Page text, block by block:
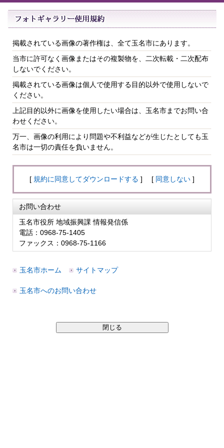
掲載されている画像の著作権は、全て玉名市にあります。
当市に許可なく画像またはその複製物を、二次転載・二次配布
しないでください。
掲載されている画像は個人で使用する目的以外で使用しないで
ください。
上記目的以外に画像を使用したい場合は、玉名市までお問い合
わせください。
万一、画像の利用により問題や不利益などが生じたとしても玉
名市は一切の責任を負いません。
[ 規約に同意してダウンロードする ] [ 同意しない ]
お問い合わせ
玉名市役所 地域振興課 情報発信係
電話：0968-75-1405
ファックス：0968-75-1166
玉名市ホーム サイトマップ
玉名市へのお問い合わせ